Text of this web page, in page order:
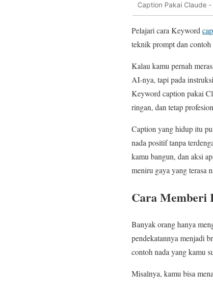
Caption Pakai Claude
Pelajari cara Keyword
teknik prompt dan contoh
Kalau kamu pernah
AI-nya, tapi pada
Keyword caption pakai
ringan, dan tetap
Caption yang hidup itu
nada positif tanpa
kamu bangun, dan aksi
meniru gaya yang terasa
Cara Memberi
Banyak orang hanya
pendekatannya menjadi
contoh nada yang kamu
Misalnya, kamu bisa